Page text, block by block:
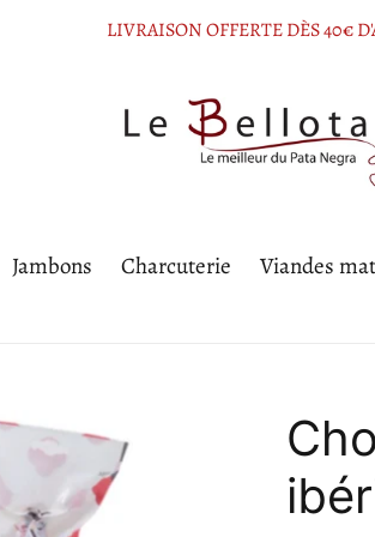
LIVRAISON OFFERTE DÈS 40€
Jambons Charcuterie Viandes